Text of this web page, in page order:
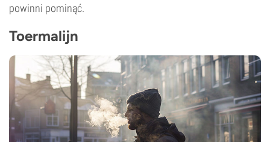
powinni pominąć.
Toermalijn